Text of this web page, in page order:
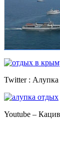
Twitter :
Youtube –